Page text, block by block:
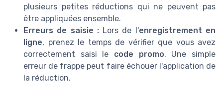
plusieurs petites réductions qui ne peuvent pas
être appliquées ensemble.
Erreurs de saisie :Lors de l'enregistrement en
ligne, prenez le temps de vérifier que vous avez
correctement saisi le code promo. Une simple
erreur de frappe peut faire échouer l'application de
la réduction.